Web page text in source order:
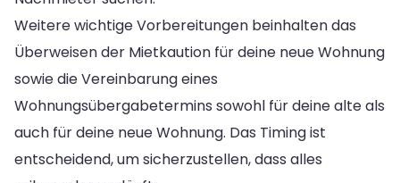
Weitere wichtige Vorbereitungen beinhalten das
Überweisen der Mietkaution für deine neue Wohnung
sowie die Vereinbarung eines
Wohnungsübergabetermins sowohl für deine alte als
auch für deine neue Wohnung. Das Timing ist
entscheidend, um sicherzustellen, dass alles